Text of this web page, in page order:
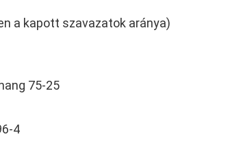
a kapott szavazatok aránya)
75-25
4